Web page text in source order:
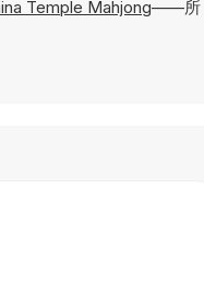
Temple Mahjong——所